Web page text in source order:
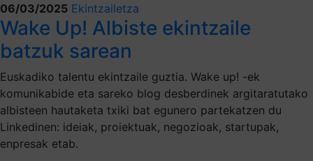
06/03/2025 Ekintzailetza
Wake Up! Albiste ekintzaile
batzuk sarean
Euskadiko talentu ekintzaile guztia. Wake up! -ek
komunikabide eta sareko blog desberdinek argitaratutako
albisteen hautaketa txiki bat egunero partekatzen du
Linkedinen: ideiak, proiektuak, negozioak, startupak,
enpresak etab.